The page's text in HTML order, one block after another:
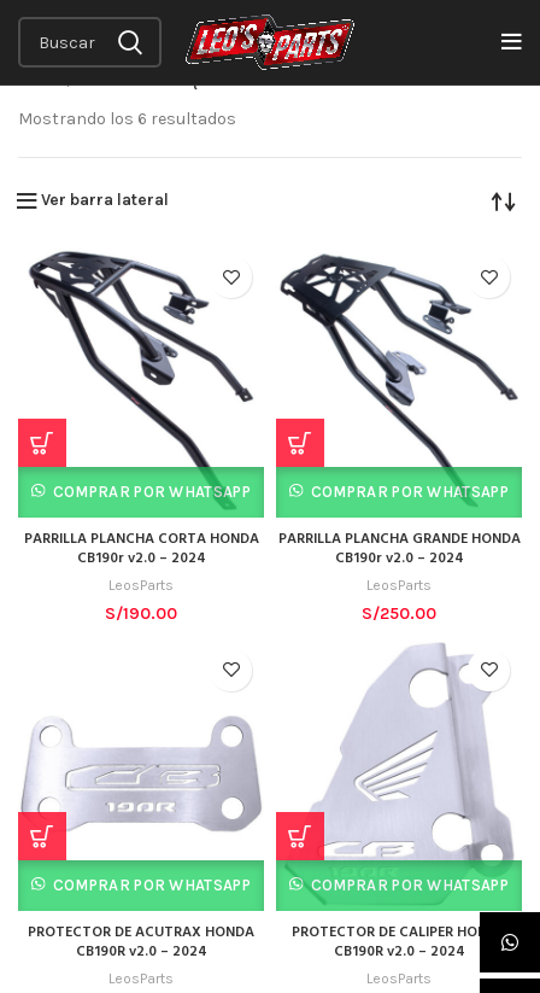
Mostrando los 6 resultados
Ver barra lateral
COMPRAR POR WHATSAPP
PARRILLA PLANCHA CORTA HONDA
CB190r v2.0 – 2024
LeosParts
S/190.00
COMPRAR POR WHATSAPP
PARRILLA PLANCHA GRANDE HONDA
CB190r v2.0 – 2024
LeosParts
S/250.00
COMPRAR POR WHATSAPP
PROTECTOR DE ACUTRAX HONDA
CB190R v2.0 – 2024
LeosParts
COMPRAR POR WHATSAPP
PROTECTOR DE CALIPER HONDA
CB190R v2.0 – 2024
LeosParts